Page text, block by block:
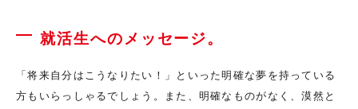
就活生へのメッセージ。
「将来自分はこうなりたい！」といった明確な夢を持っている
方もいらっしゃるでしょう。また、明確なものがなく、漠然と